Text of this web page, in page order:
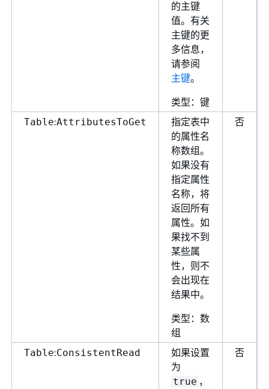
的主键
值。有关
主键的更
多信息，
请参阅
主键。
类型：键
Table:AttributesToGet
指定表中
的属性名
称数组。
如果没有
指定属性
名称，将
返回所有
属性。如
果找不到
某些属
性，则不
会出现在
结果中。
类型：数
组
否
Table:ConsistentRead
如果设置
为
true ，
否